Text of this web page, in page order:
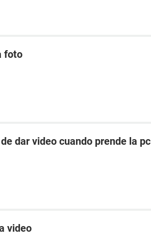
foto
dar video cuando prende la pc
video